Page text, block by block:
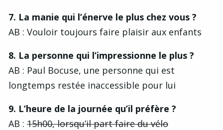
7. La manie qui l’énerve le plus chez vous ?
AB : Vouloir toujours faire plaisir aux enfants
8. La personne qui l’impressionne le plus ?
AB : Paul Bocuse, une personne qui est
longtemps restée inaccessible pour lui
9. L’heure de la journée qu’il préfère ?
AB : 15h00, lorsqu’il part faire du vélo